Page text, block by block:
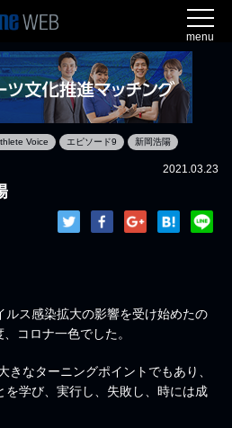
menu
Voice エピソード9 新岡浩陽
2021.03.23
ルス感染拡大の影響を受け始めたの
コロナ一色でした。
きなターニングポイントでもあり、
を学び、実行し、失敗し、時には成